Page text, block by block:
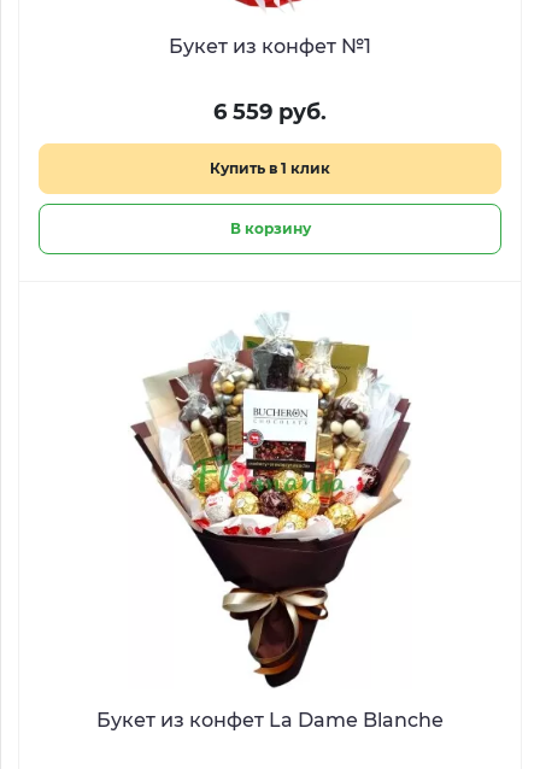
Букет из конфет №1
6 559 руб.
Купить в 1 клик
В корзину
Букет из конфет La Dame Blanche